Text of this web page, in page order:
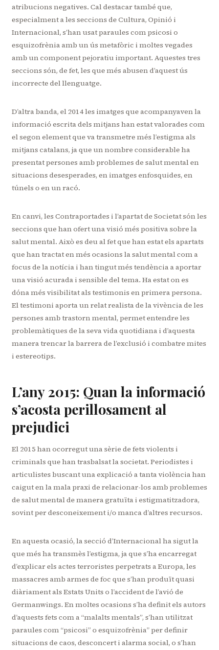
atribucions negatives. Cal destacar també que,
especialment a les seccions de Cultura, Opinió i
Internacional, s’han usat paraules com psicosi o
esquizofrènia amb un ús metafòric i moltes vegades
amb un component pejoratiu important. Aquestes tres
seccions són, de fet, les que més abusen d’aquest ús
incorrecte del llenguatge.
D’altra banda, el 2014 les imatges que acompanyaven la
informació escrita dels mitjans han estat valorades com
el segon element que va transmetre més l’estigma als
mitjans catalans, ja que un nombre considerable ha
presentat persones amb problemes de salut mental en
situacions desesperades, en imatges enfosquides, en
túnels o en un racó.
En canvi, les Contraportades i l’apartat de Societat són les
seccions que han ofert una visió més positiva sobre la
salut mental. Això es deu al fet que han estat els apartats
que han tractat en més ocasions la salut mental com a
focus de la notícia i han tingut més tendència a aportar
una visió acurada i sensible del tema. Ha estat on es
dóna més visibilitat als testimonis en primera persona.
El testimoni aporta un relat realista de la vivència de les
persones amb trastorn mental, permet entendre les
problemàtiques de la seva vida quotidiana i d’aquesta
manera trencar la barrera de l’exclusió i combatre mites
i estereotips.
L’any 2015: Quan la informació
s’acosta perillosament al
prejudici
El 2015 han ocorregut una sèrie de fets violents i
criminals que han trasbalsat la societat. Periodistes i
articulistes buscant una explicació a tanta violència han
caigut en la mala praxi de relacionar-los amb problemes
de salut mental de manera gratuïta i estigmatitzadora,
sovint per desconeixement i/o manca d’altres recursos.
En aquesta ocasió, la secció d’Internacional ha sigut la
que més ha transmès l’estigma, ja que s’ha encarregat
d’explicar els actes terroristes perpetrats a Europa, les
massacres amb armes de foc que s’han produït quasi
diàriament als Estats Units o l’accident de l’avió de
Germanwings. En moltes ocasions s’ha definit els autors
d’aquests fets com a “malalts mentals”, s’han utilitzat
paraules com “psicosi” o esquizofrènia” per definir
situacions de caos, desconcert i alarma social, o s’han